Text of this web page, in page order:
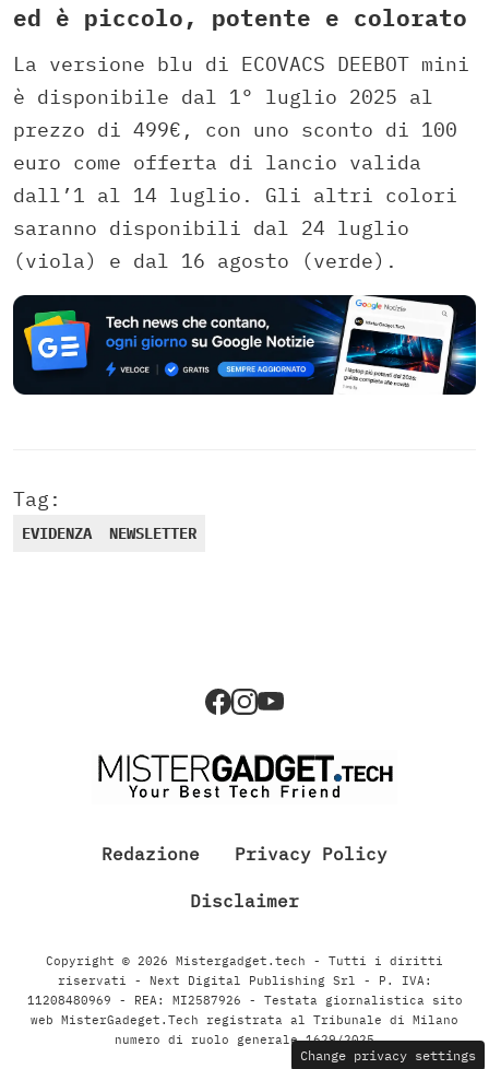
ed è piccolo, potente e colorato
La versione blu di ECOVACS DEEBOT mini
è disponibile dal 1° luglio 2025 al
prezzo di 499€, con uno sconto di 100
euro come offerta di lancio valida
dall’1 al 14 luglio. Gli altri colori
saranno disponibili dal 24 luglio
(viola) e dal 16 agosto (verde).
Tag:
EVIDENZA NEWSLETTER
Redazione Privacy Policy
Disclaimer
Copyright © 2026 Mistergadget.tech - Tutti i diritti
riservati - Next Digital Publishing Srl - P. IVA:
11208480969 - REA: MI2587926 - Testata giornalistica sito
web MisterGadeget.Tech registrata al Tribunale di Milano
numero di ruolo generale 1629/2025
Change privacy settings